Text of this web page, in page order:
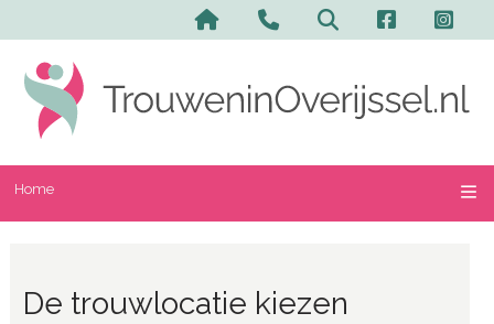
Home
De trouwlocatie kiezen